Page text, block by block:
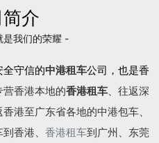
介
是我们的荣耀 -
全守信的中港租车公司，也是香
营香港本地的香港租车、往返深
香港至广东省各地的中港包车、
香港、 香港租车到广州、东莞